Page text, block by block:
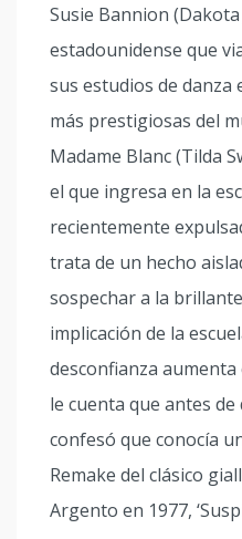
Susie Bannion
estadounidense que
sus estudios de danza
más prestigiosas del
Madame Blanc (Tilda
el que ingresa en la
recientemente
trata de un hecho
sospechar a la
implicación de la
desconfianza
le cuenta que antes
confesó que conocía
Remake del clásico
Argento en 1977,